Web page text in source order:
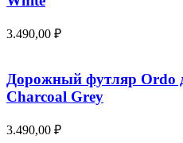
3.490,00 ₽
Дорожный футляр Ordo
Charcoal Grey
3.490,00 ₽